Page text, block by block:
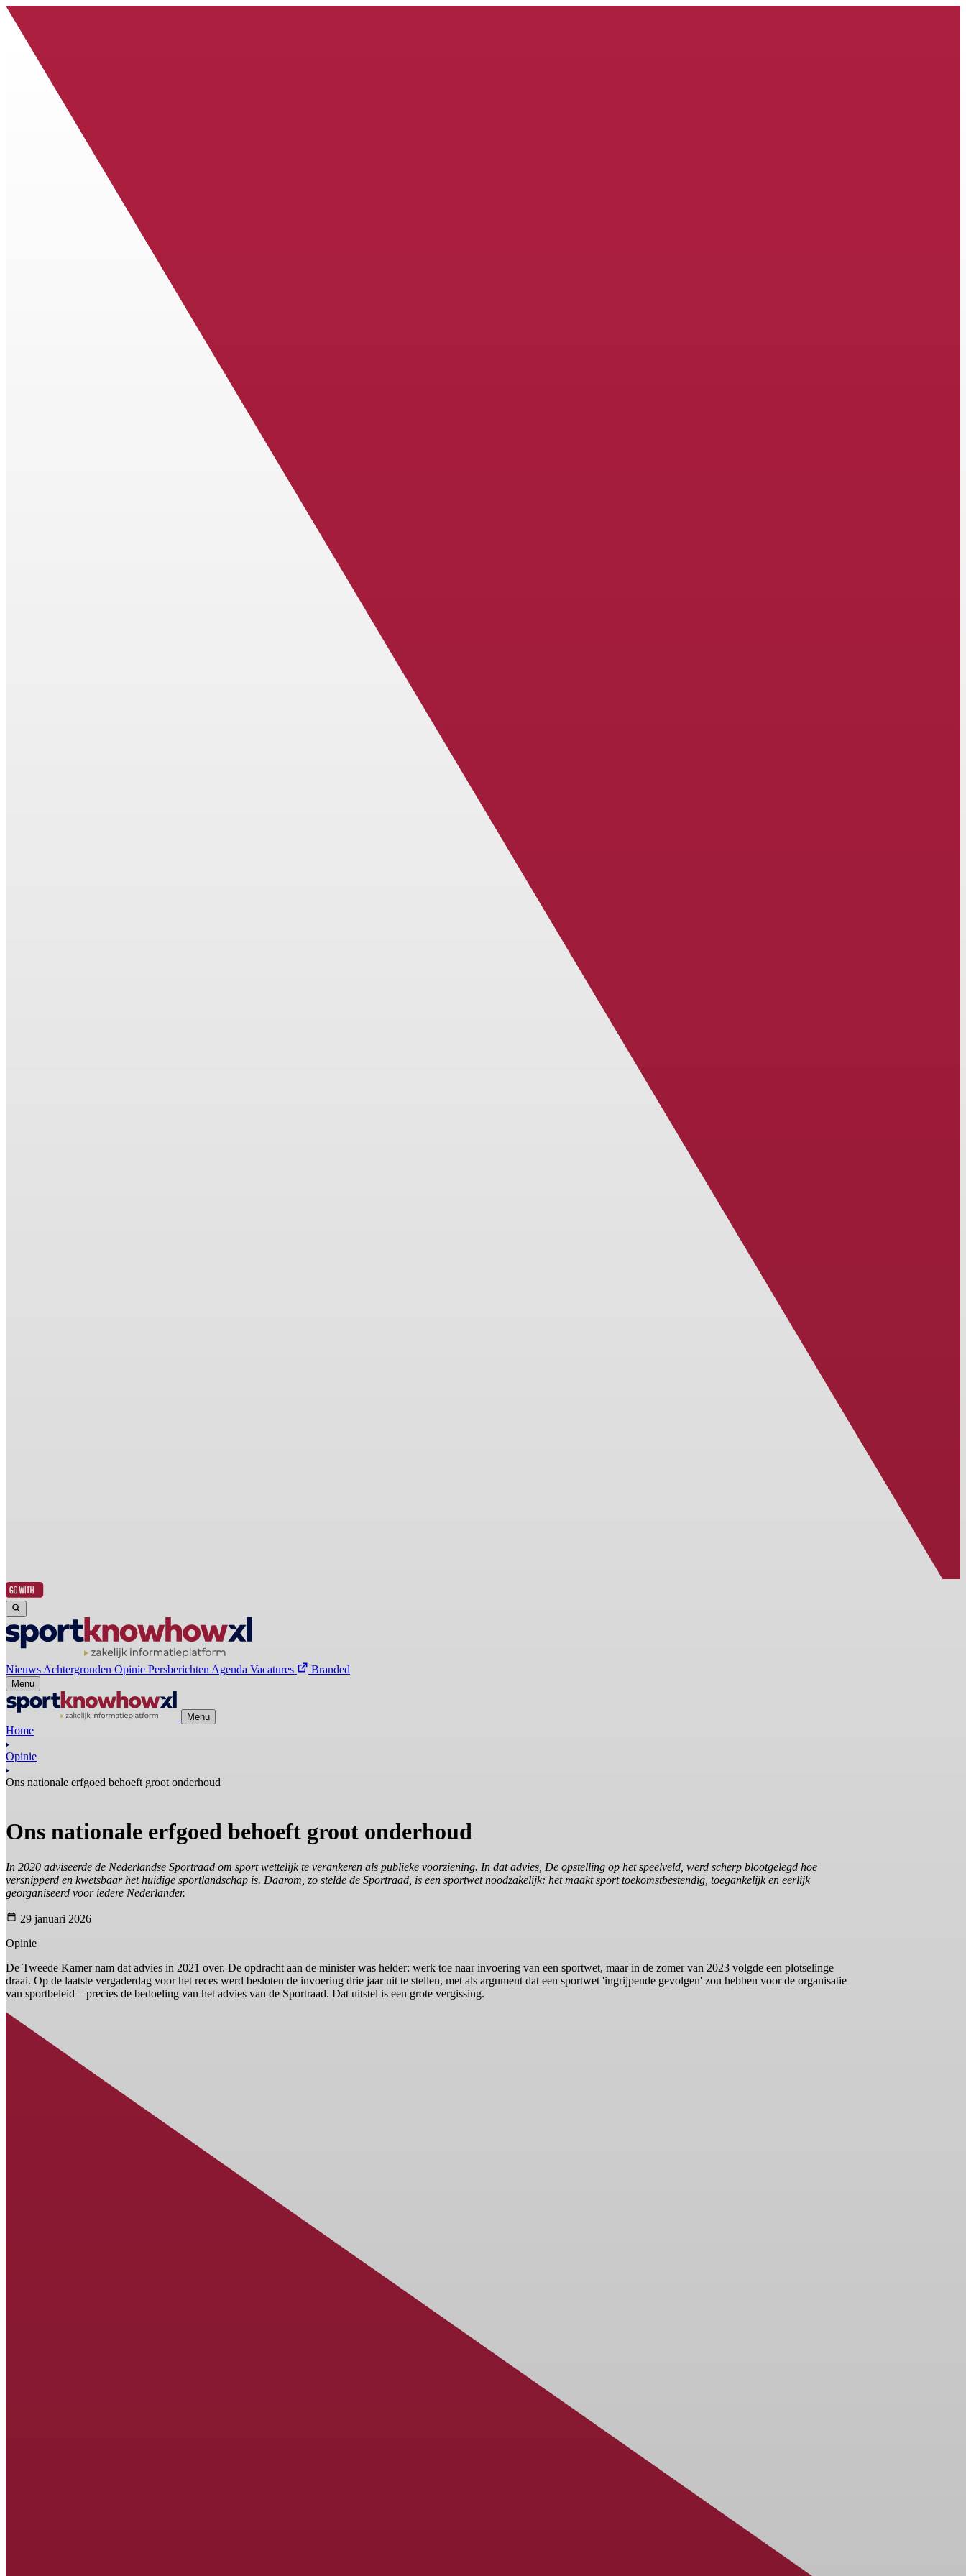
Nieuws Achtergronden Opinie Persberichten Agenda Vacatures Branded
Menu
Menu
Home
Opinie
Ons nationale erfgoed behoeft groot onderhoud
Ons nationale erfgoed behoeft groot onderhoud
In 2020 adviseerde de Nederlandse Sportraad om sport wettelijk te verankeren als publieke voorziening. In dat advies, De opstelling op het speelveld, werd scherp blootgelegd hoe
versnipperd en kwetsbaar het huidige sportlandschap is. Daarom, zo stelde de Sportraad, is een sportwet noodzakelijk: het maakt sport toekomstbestendig, toegankelijk en eerlijk
georganiseerd voor iedere Nederlander.
29 januari 2026
Opinie
De Tweede Kamer nam dat advies in 2021 over. De opdracht aan de minister was helder: werk toe naar invoering van een sportwet, maar in de zomer van 2023 volgde een plotselinge
draai. Op de laatste vergaderdag voor het reces werd besloten de invoering drie jaar uit te stellen, met als argument dat een sportwet 'ingrijpende gevolgen' zou hebben voor de organisatie
van sportbeleid – precies de bedoeling van het advies van de Sportraad. Dat uitstel is een grote vergissing.